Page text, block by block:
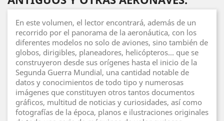
En este volumen, el lector encontrará, además de un
recorrido por el panorama de la aeronáutica, con los
diferentes modelos no solo de aviones, sino también de
globos, dirigibles, planeadores, helicópteros... que se
construyeron desde sus orígenes hasta el inicio de la
Segunda Guerra Mundial, una cantidad notable de
datos y conocimientos de todo tipo y numerosas
imágenes que constituyen otros tantos documentos
gráficos, multitud de noticias y curiosidades, así como
fotografías de la época, planos e ilustraciones originales